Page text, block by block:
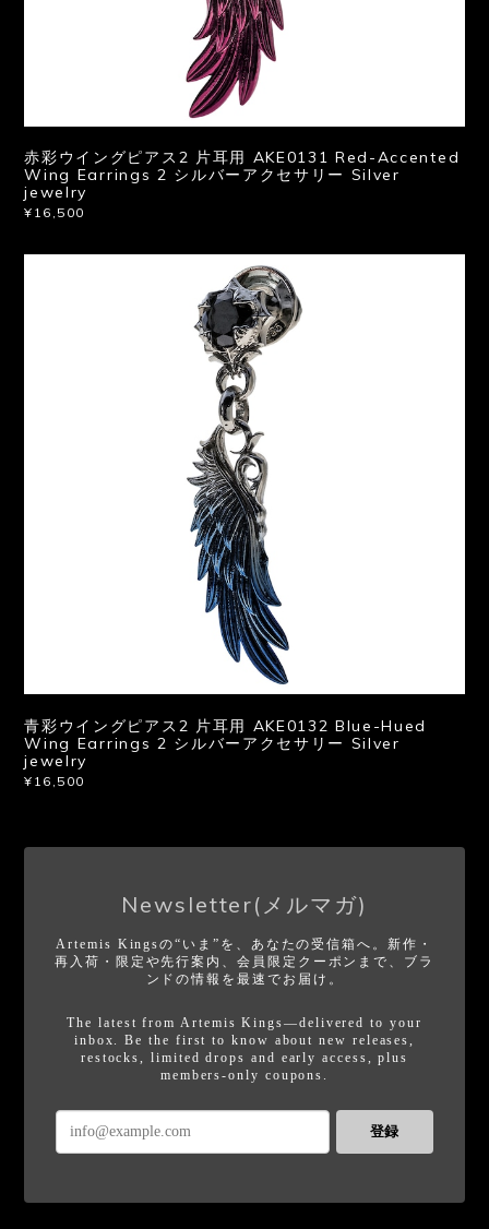
赤彩ウイングピアス2 片耳用 AKE0131 Red-Accented
Wing Earrings 2 シルバーアクセサリー Silver
jewelry
¥16,500
青彩ウイングピアス2 片耳用 AKE0132 Blue-Hued
Wing Earrings 2 シルバーアクセサリー Silver
jewelry
¥16,500
Newsletter(メルマガ)
Artemis Kingsの“いま”を、あなたの受信箱へ。新作・
再入荷・限定や先行案内、会員限定クーポンまで、ブラ
ンドの情報を最速でお届け。
The latest from Artemis Kings—delivered to your
inbox. Be the first to know about new releases,
restocks, limited drops and early access, plus
members-only coupons.
登録